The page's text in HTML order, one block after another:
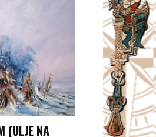
(ULJE NA